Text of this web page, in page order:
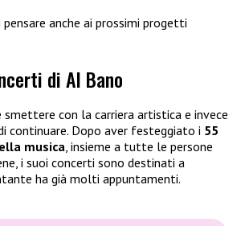
anche ai prossimi progetti
di Al Bano
smettere con la carriera artistica e invece
continuare. Dopo aver festeggiato i 55
musica, insieme a tutte le persone
i suoi concerti sono destinati a
ha già molti appuntamenti.